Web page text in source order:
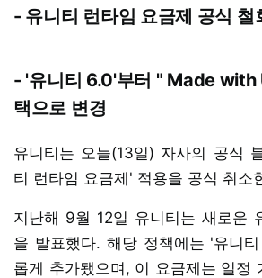
- 유니티 런타임 요금제 공식 철
- '유니티 6.0'부터 " Made with
택으로 변경
유니티는 오늘(13일) 자사의 공식
티 런타임 요금제' 적용을 공식 취소
지난해 9월 12일 유니티는 새로운
을 발표했다. 해당 정책에는 '유니
롭게 추가됐으며, 이 요금제는 일정